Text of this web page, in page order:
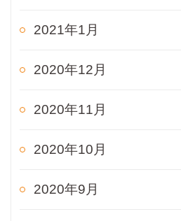
2021年1月
2020年12月
2020年11月
2020年10月
2020年9月